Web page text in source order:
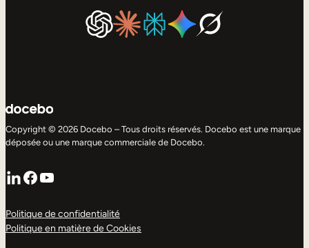
Copyright © 2026 Docebo – Tous droits réservés. Docebo est une marque
déposée ou une marque commerciale de Docebo.
LinkedIn
Facebook
YouTube
Politique de confidentialité
Politique en matière de Cookies